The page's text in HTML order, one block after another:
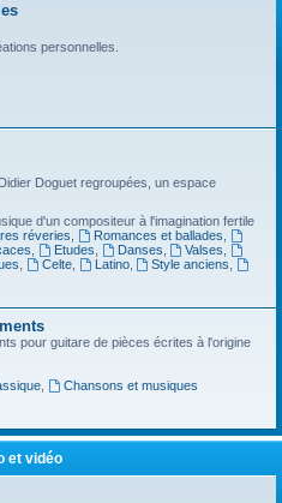
personnelles.
Doguet regroupées, un espace
d'un compositeur à l'imagination fertile
réveries Romances et ballades
Etudes Danses Valses
Celte, Latino, Style anciens
pour guitare de pièces écrites à l'origine
,
Chansons et musiques
et vidéo